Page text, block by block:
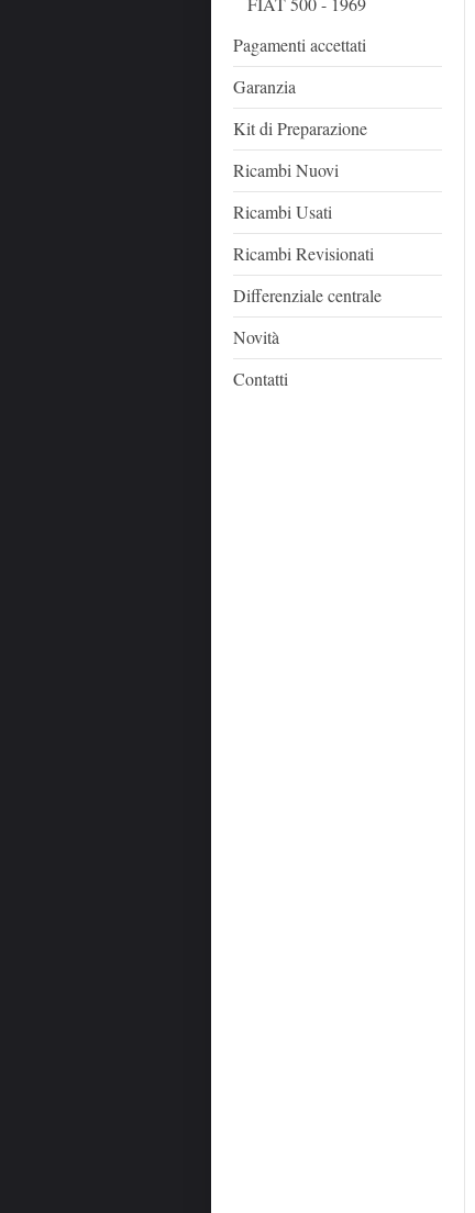
Pagamenti accettati
Garanzia
Kit di Preparazione
Ricambi Nuovi
Ricambi Usati
Ricambi Revisionati
Differenziale centrale
Novità
Contatti